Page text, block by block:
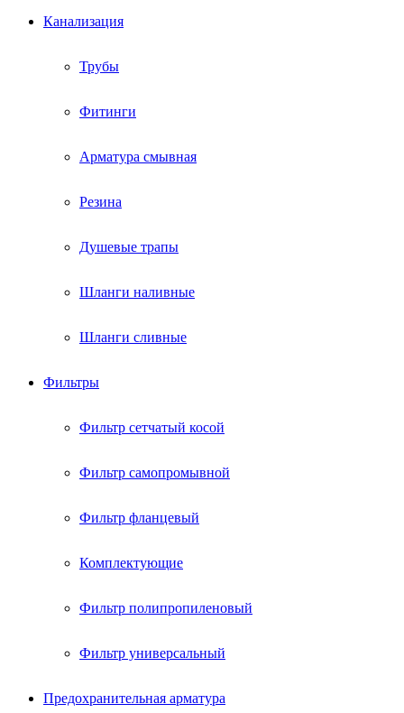
Канализация
Трубы
Фитинги
Арматура смывная
Резина
Душевые трапы
Шланги наливные
Шланги сливные
Фильтры
Фильтр сетчатый косой
Фильтр самопромывной
Фильтр фланцевый
Комплектующие
Фильтр полипропиленовый
Фильтр универсальный
Предохранительная арматура